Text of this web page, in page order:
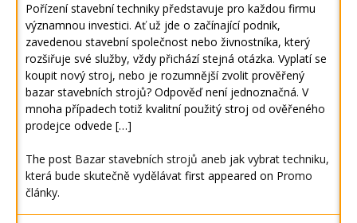
Pořízení stavební techniky představuje pro každou firmu
významnou investici. Ať už jde o začínající podnik,
zavedenou stavební společnost nebo živnostníka, který
rozšiřuje své služby, vždy přichází stejná otázka. Vyplatí se
koupit nový stroj, nebo je rozumnější zvolit prověřený
bazar stavebních strojů? Odpověď není jednoznačná. V
mnoha případech totiž kvalitní použitý stroj od ověřeného
prodejce odvede […]
The post Bazar stavebních strojů aneb jak vybrat techniku,
která bude skutečně vydělávat first appeared on Promo
články.